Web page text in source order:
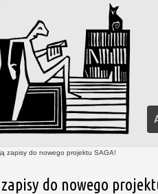
zapisy do nowego projektu SAGA!
do nowego